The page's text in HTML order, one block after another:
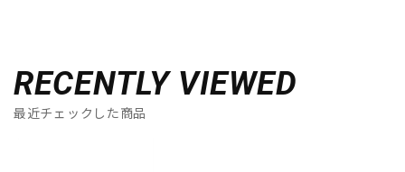
RECENTLY VIEWED
最近チェックした商品